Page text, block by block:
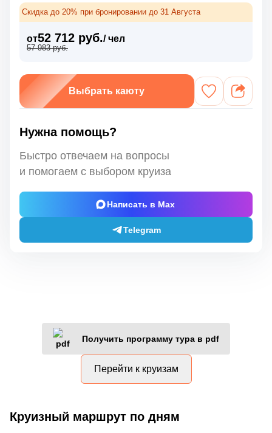
Скидка до 20% при бронировании до 31 Августа
от52 712 руб./ чел
57 983 руб.
Выбрать каюту
Нужна помощь?
Быстро отвечаем на вопросы
и помогаем с выбором круиза
Написать в Max
Telegram
Получить программу тура в pdf
Перейти к круизам
Круизный маршрут по дням